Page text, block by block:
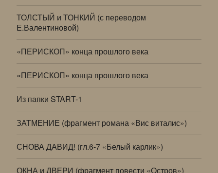
ТОЛСТЫЙ и ТОНКИЙ (с переводом
Е.Валентиновой)
«ПЕРИСКОП» конца прошлого века
«ПЕРИСКОП» конца прошлого века
Из папки START-1
ЗАТМЕНИЕ (фрагмент романа «Вис виталис»)
СНОВА ДАВИД! (гл.6-7 «Белый карлик»)
ОКНА и ДВЕРИ (фрагмент повести «Остров»)